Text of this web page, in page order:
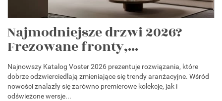
Najmodniejsze drzwi 2026?
Frezowane fronty,...
Najnowszy Katalog Voster 2026 prezentuje rozwiązania, które
dobrze odzwierciedlają zmieniające się trendy aranżacyjne. Wśród
nowości znalazły się zarówno premierowe kolekcje, jak i
odświeżone wersje...